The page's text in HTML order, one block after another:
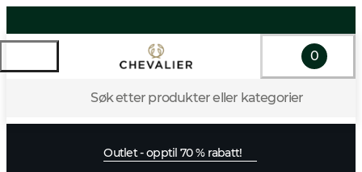
Søk etter produkter eller kategorier
0
Outlet - opptil 70 % rabatt!